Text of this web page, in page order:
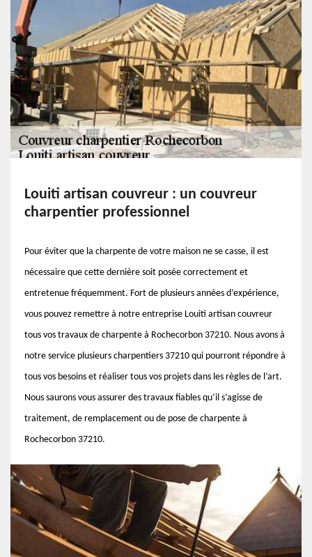
Louiti artisan couvreur : un couvreur
charpentier professionnel
Pour éviter que la charpente de votre maison ne se casse, il est
nécessaire que cette dernière soit posée correctement et
entretenue fréquemment. Fort de plusieurs années d’expérience,
vous pouvez remettre à notre entreprise Louiti artisan couvreur
tous vos travaux de charpente à Rochecorbon 37210. Nous avons à
notre service plusieurs charpentiers 37210 qui pourront répondre à
tous vos besoins et réaliser tous vos projets dans les règles de l’art.
Nous saurons vous assurer des travaux fiables qu’il s’agisse de
traitement, de remplacement ou de pose de charpente à
Rochecorbon 37210.